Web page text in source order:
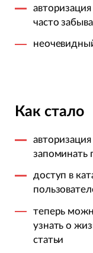
часто
Как стало
запоминать
доступ в
теперь
узнать о
статьи